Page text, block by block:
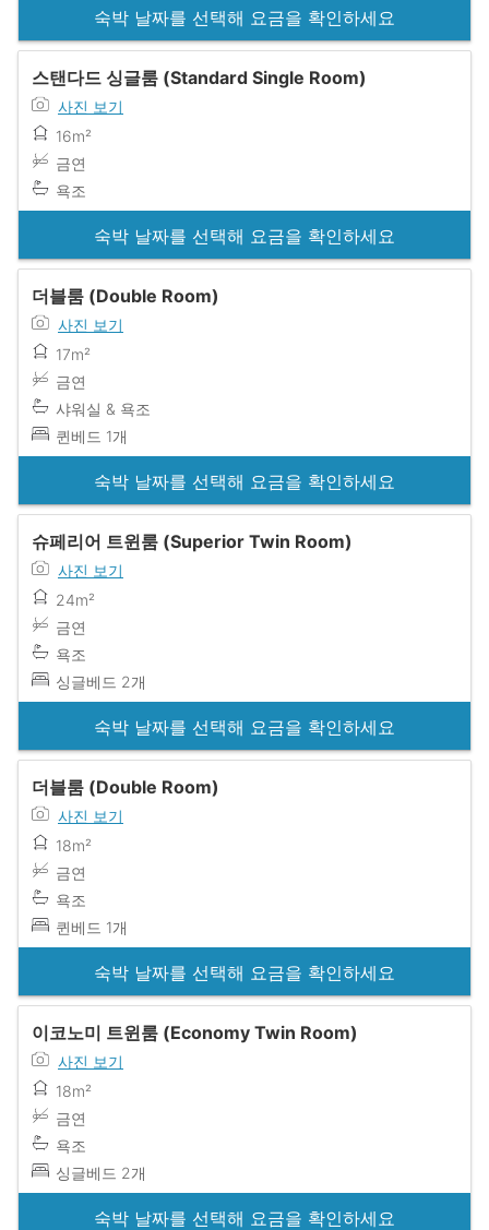
숙박 날짜를 선택해 요금을 확인하세요
스탠다드 싱글룸 (Standard Single Room)
사진 보기
16m²
금연
욕조
숙박 날짜를 선택해 요금을 확인하세요
더블룸 (Double Room)
사진 보기
17m²
금연
샤워실 & 욕조
퀸베드 1개
숙박 날짜를 선택해 요금을 확인하세요
슈페리어 트윈룸 (Superior Twin Room)
사진 보기
24m²
금연
욕조
싱글베드 2개
숙박 날짜를 선택해 요금을 확인하세요
더블룸 (Double Room)
사진 보기
18m²
금연
욕조
퀸베드 1개
숙박 날짜를 선택해 요금을 확인하세요
이코노미 트윈룸 (Economy Twin Room)
사진 보기
18m²
금연
욕조
싱글베드 2개
숙박 날짜를 선택해 요금을 확인하세요